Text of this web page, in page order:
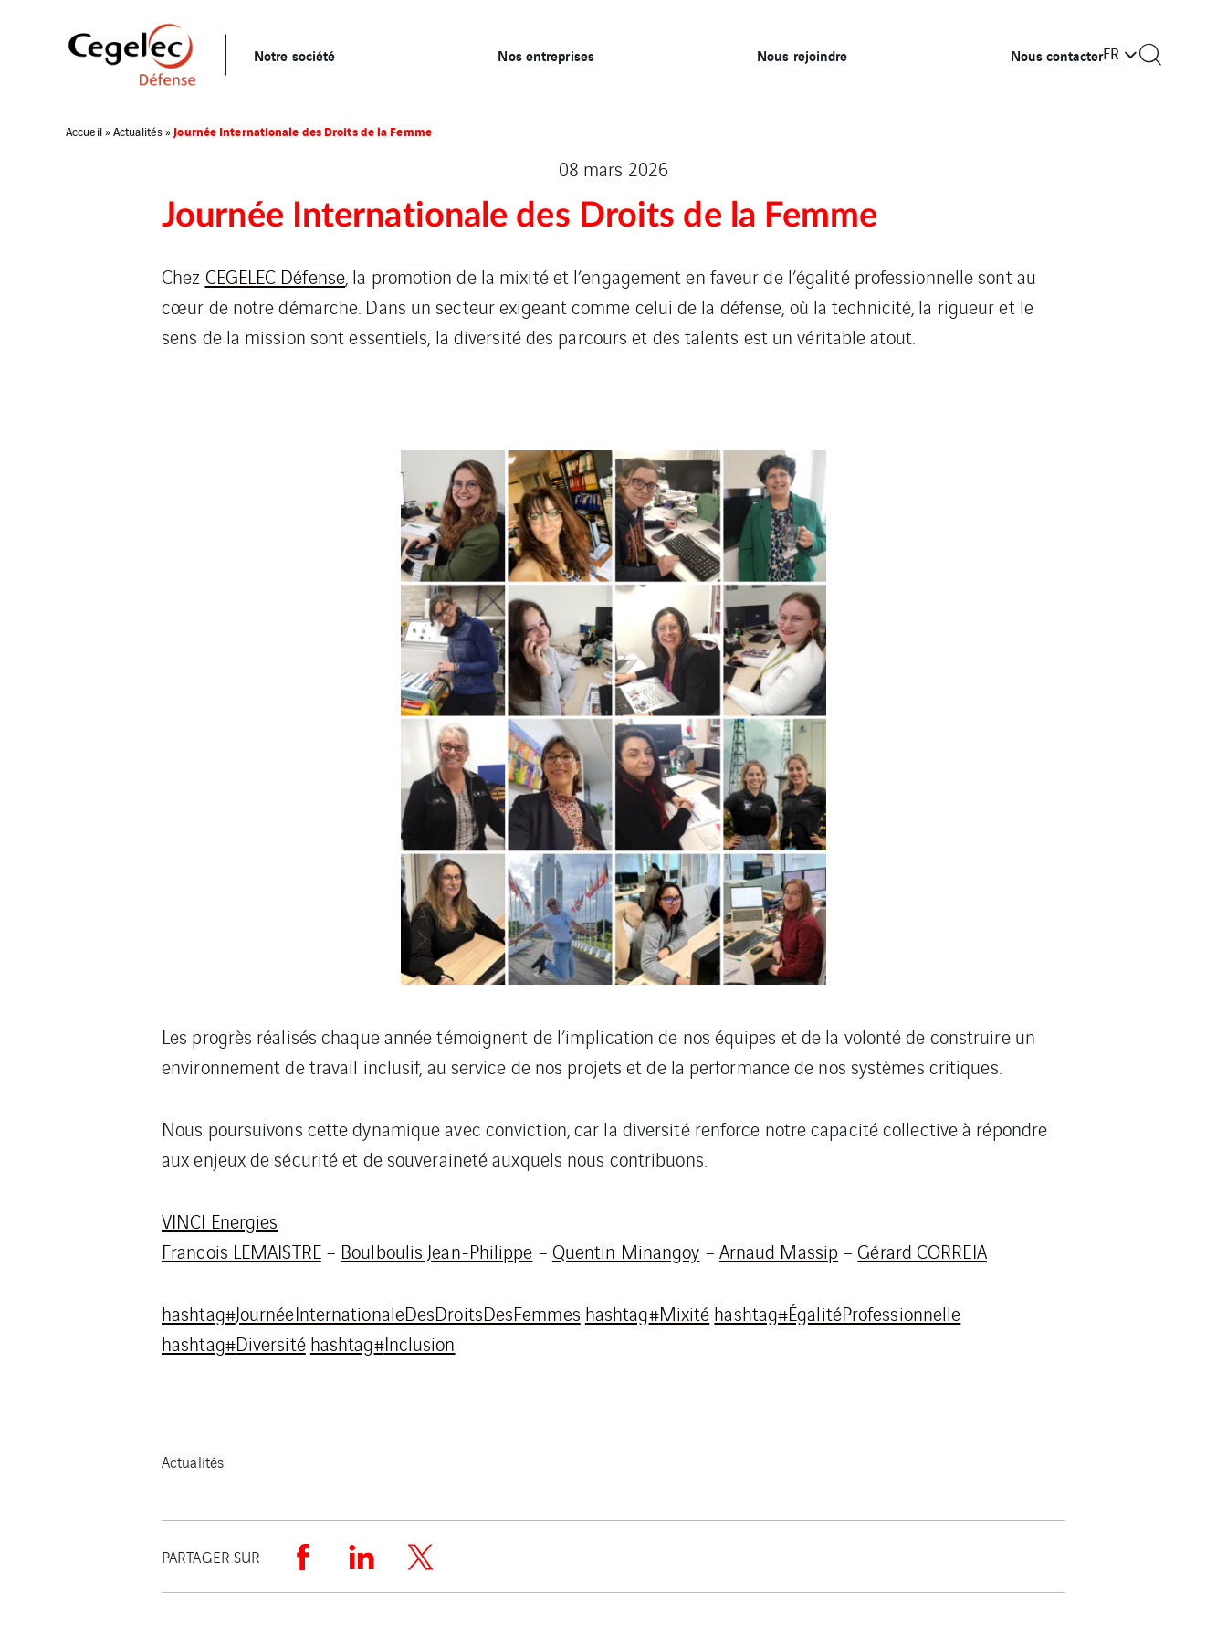
Notre société Nos entreprises Nous rejoindre Nous contacterFR
Accueil»Actualités»Journée Internationale des Droits de la Femme
08 mars 2026
Journée Internationale des Droits de la Femme
Chez CEGELEC Défense, la promotion de la mixité et l’engagement en faveur de l’égalité professionnelle sont au
cœur de notre démarche. Dans un secteur exigeant comme celui de la défense, où la technicité, la rigueur et le
sens de la mission sont essentiels, la diversité des parcours et des talents est un véritable atout.
Les progrès réalisés chaque année témoignent de l’implication de nos équipes et de la volonté de construire un
environnement de travail inclusif, au service de nos projets et de la performance de nos systèmes critiques.
Nous poursuivons cette dynamique avec conviction, car la diversité renforce notre capacité collective à répondre
aux enjeux de sécurité et de souveraineté auxquels nous contribuons.
VINCI Energies
Francois LEMAISTRE– Boulboulis Jean-Philippe – Quentin Minangoy – Arnaud Massip –Gérard CORREIA
hashtag#JournéeInternationaleDesDroitsDesFemmes hashtag#Mixité hashtag#ÉgalitéProfessionnelle
hashtag#Diversité hashtag#Inclusion
Actualités
PARTAGER SUR